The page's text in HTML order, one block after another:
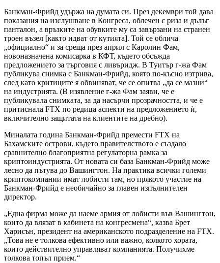
Банкман-Фрийд удържа на думата си. През декември той дава
показания на изслушване в Конгреса, облечен с риза и дълъг
панталон, а връзките на обувките му са завързани на странен
троен възел [както идват от кутията]. Той се облича
„официално“ и за среща през април с Каролин Фам,
новоназначена комисарка в КФТ, където обсъжда
предложението за търговия с ливъридж. В Туитър г-жа Фам
публикува снимка с Банкман-Фрийд, която по-късно изтрива,
след като критиците я обвиняват, че се опитва „да се мазни“
на индустрията. (В изявление г-жа Фам заяви, че е
публикувала снимката, за да насърчи прозрачността, и че е
притиснала FTX по редица аспекти на предложението ѝ,
включително защитата на клиентите на дребно).
Миналата година Банкман-Фрийд премести FTX на
Бахамските острови, където правителството е създало
сравнително благоприятна регулаторна рамка за
криптоиндустрията. От новата си база Банкман-Фрийд може
лесно да пътува до Вашингтон. На практика всички големи
криптокомпании имат лобисти там, но прякото участие на
Банкман-Фрийд е необичайно за главен изпълнителен
директор.
„Една фирма може да наеме армия от лобисти във Вашингтон,
които да влязат в кабинета на конгресмена“, казва Брет
Харисън, президент на американското подразделение на FTX.
„Това не е толкова ефективно или важно, колкото хората,
които действително управляват компанията. Получихме
толкова топъл прием.“